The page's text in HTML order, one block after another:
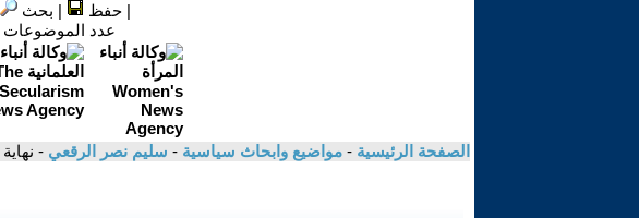
|حفظ | بحث
عدد الموضوعات
الصفحة الرئيسية - مواضيع وابحاث سياسية - سليم نصر الرقعي -